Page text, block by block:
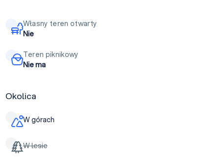
Własny teren otwarty
Nie
Teren piknikowy
Nie ma
Okolica
W górach
W lesie